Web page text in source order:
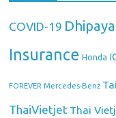
COVID-19 Dhipaya
Insurance Honda
FOREVER Mercedes-Benz
ThaiVietjet Thai